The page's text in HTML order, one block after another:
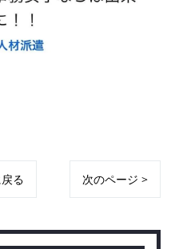
る 次のページ >